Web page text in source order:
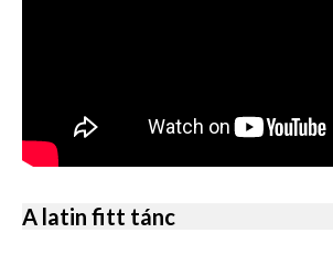
A latin fitt tánc